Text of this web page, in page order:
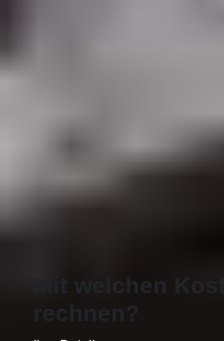
Mit welchen
rechnen?